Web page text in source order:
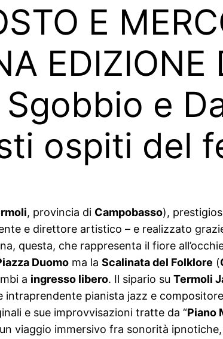
E
EDIZIONE
e
ospiti del
, provincia di Campobasso),
e direttore artistico – e realizzato
questa, che rappresenta il fiore
Duomo ma la Scalinata del Folklore (
a ingresso libero. Il sipario su Termoli
intraprendente pianista jazz e
e sue improvvisazioni tratte da “Piano
viaggio immersivo fra sonorità